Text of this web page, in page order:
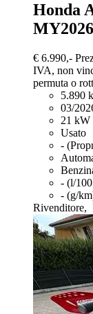
Honda
€ 6.990,-
IVA, non
permuta o
5.890
03/
21
Usato
-
- (l/
- (g/
Rivenditore,